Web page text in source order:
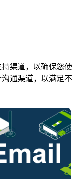
渠道，以确保您使
通渠道，以满足不